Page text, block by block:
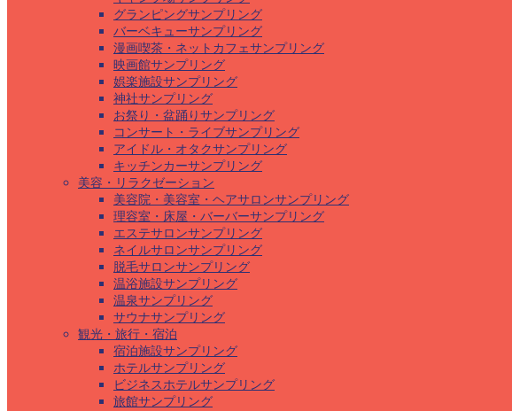
グランピングサンプリング
バーベキューサンプリング
漫画喫茶・ネットカフェサンプリング
映画館サンプリング
娯楽施設サンプリング
神社サンプリング
お祭り・盆踊りサンプリング
コンサート・ライブサンプリング
アイドル・オタクサンプリング
キッチンカーサンプリング
美容・リラクゼーション
美容院・美容室・ヘアサロンサンプリング
理容室・床屋・バーバーサンプリング
エステサロンサンプリング
ネイルサロンサンプリング
脱毛サロンサンプリング
温浴施設サンプリング
温泉サンプリング
サウナサンプリング
観光・旅行・宿泊
宿泊施設サンプリング
ホテルサンプリング
ビジネスホテルサンプリング
旅館サンプリング